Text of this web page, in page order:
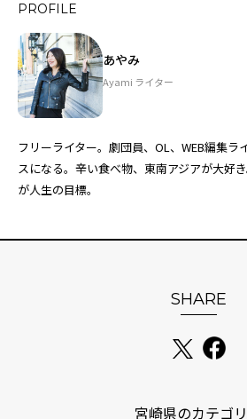
PROFILE
あやみ
Ayami ライター
フリーライター。劇団員、OL、WEB編集ラ
スになる。辛い食べ物、東南アジアが大好
が人生の目標。
SHARE
宮崎県のカテゴ